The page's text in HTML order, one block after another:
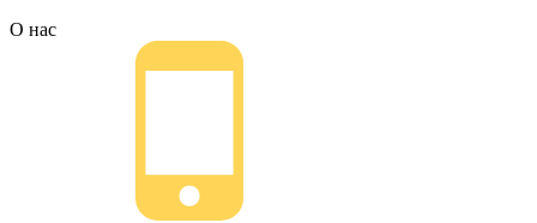
О нас